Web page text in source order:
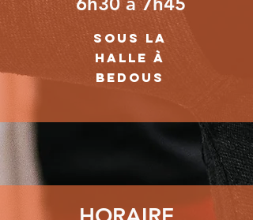
sous la
halle à
Bedous